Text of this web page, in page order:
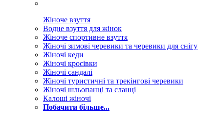
Жіноче взуття
Водне взуття для жінок
Жіноче спортивне взуття
Жіночі зимові черевики та черевики для снігу
Жіночі кеди
Жіночі кросівки
Жіночі сандалі
Жіночі туристичні та трекінгові черевики
Жіночі шльопанці та сланці
Калоші жіночі
Побачити більше...